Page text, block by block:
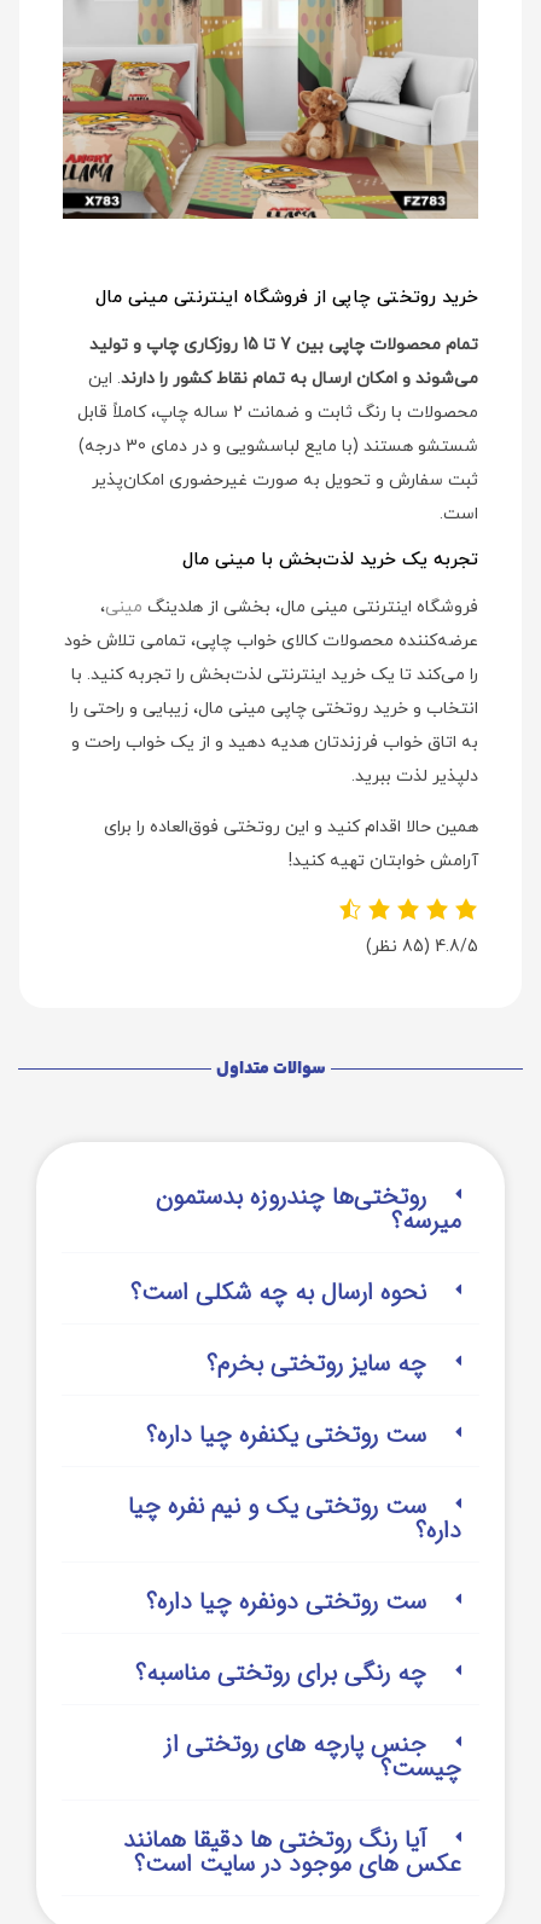
خرید روتختی چاپی از فروشگاه اینترنتی مینی مال
تمام محصولات چاپی بین 7 تا 15 روزکاری چاپ و تولید
می‌شوند و امکان ارسال به تمام نقاط کشور را دارند. این
محصولات با رنگ ثابت و ضمانت 2 ساله چاپ، کاملاً قابل
شستشو هستند (با مایع لباسشویی و در دمای 30 درجه)
ثبت سفارش و تحویل به صورت غیرحضوری امکان‌پذیر
است.
تجربه یک خرید لذت‌بخش با مینی مال
فروشگاه اینترنتی مینی مال، بخشی از هلدینگ مینی،
عرضه‌کننده محصولات کالای خواب چاپی، تمامی تلاش خود
را می‌کند تا یک خرید اینترنتی لذت‌بخش را تجربه کنید. با
انتخاب و خرید روتختی چاپی مینی مال، زیبایی و راحتی را
به اتاق خواب فرزندتان هدیه دهید و از یک خواب راحت و
دلپذیر لذت ببرید.
همین حالا اقدام کنید و این روتختی فوق‌العاده را برای
آرامش خوابتان تهیه کنید!
4.8/5 (85 نظر)
سوالات متداول
روتختی‌‌ها چندروزه بدستمون
میرسه؟
نحوه ارسال به چه شکلی است؟
چه سایز روتختی بخرم؟
ست روتختی یکنفره چیا داره؟
ست روتختی یک و نیم نفره چیا
داره؟
ست روتختی دونفره چیا داره؟
چه رنگی برای روتختی مناسبه؟
جنس پارچه های روتختی از
چیست؟
آیا رنگ روتختی ها دقیقا همانند
عکس های موجود در سایت است؟